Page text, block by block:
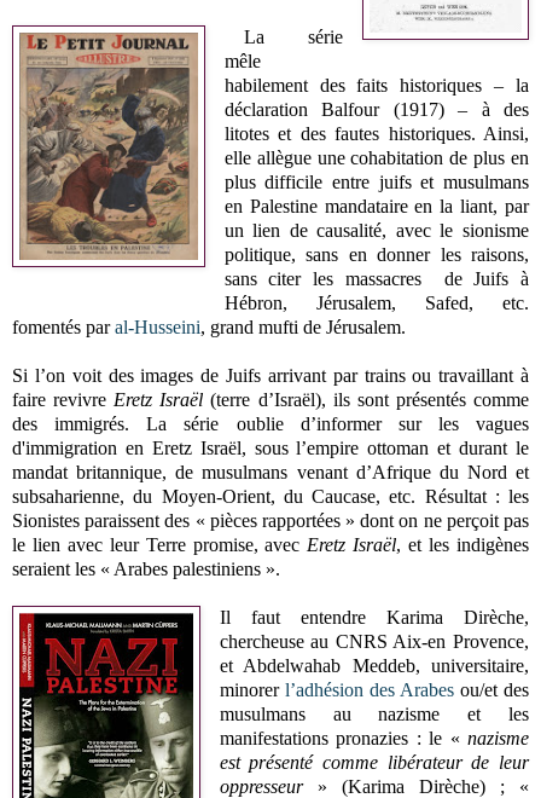
La série
mêle
habilement des faits historiques – la
déclaration Balfour (1917) – à des
litotes et des fautes historiques. Ainsi,
elle allègue une cohabitation de plus en
plus difficile entre juifs et musulmans
en Palestine mandataire en la liant, par
un lien de causalité, avec le sionisme
politique, sans en donner les raisons,
sans citer les massacres de Juifs à
Hébron, Jérusalem, Safed, etc.
fomentés paral-Husseini, grand mufti de Jérusalem.
Si l’on voit des images de Juifs arrivant par trains ou travaillant à
faire revivre Eretz Israël (terre d’Israël), ils sont présentés comme
des immigrés. La série oublie d’informer sur les vagues
d'immigration en Eretz Israël, sous l’empire ottoman et durant le
mandat britannique, de musulmans venant d’Afrique du Nord et
subsaharienne, du Moyen-Orient, du Caucase, etc. Résultat : les
Sionistes paraissent des « pièces rapportées » dont on ne perçoit pas
le lien avec leur Terre promise, avec Eretz Israël, et les indigènes
seraient les « Arabes palestiniens ».
Il faut entendre Karima Dirèche,
chercheuse au CNRS Aix-en Provence,
et Abdelwahab Meddeb, universitaire,
minorer l’adhésion des Arabesou/et des
musulmans au nazisme et les
manifestations pronazies : le « nazisme
est présenté comme libérateur de leur
oppresseur» (Karima Dirèche) ; «